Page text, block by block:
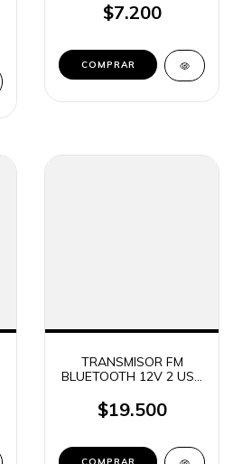
BLANCA P080KA /
OGAAN 5583 (8808)
$7.200
TRANSMISOR FM
BLUETOOTH 12V 2 USB
SOUL
$19.500